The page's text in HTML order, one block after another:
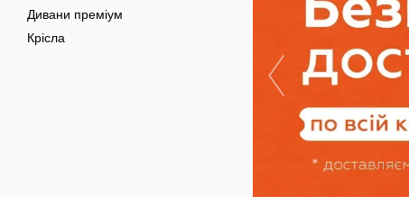
Дивани преміум
Крісла